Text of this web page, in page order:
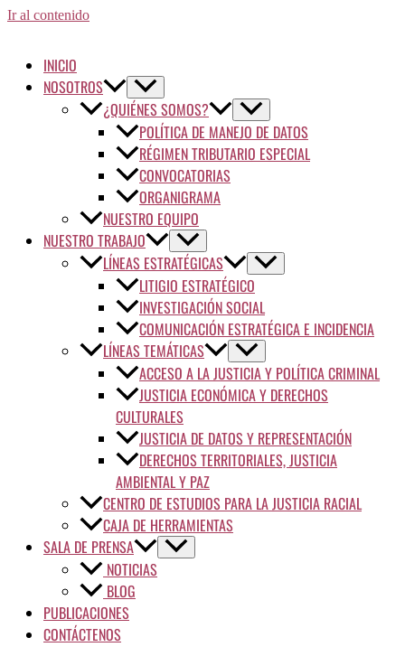
Ir al contenido
INICIO
NOSOTROS
¿QUIÉNES SOMOS?
POLÍTICA DE MANEJO DE DATOS
RÉGIMEN TRIBUTARIO ESPECIAL
CONVOCATORIAS
ORGANIGRAMA
NUESTRO EQUIPO
NUESTRO TRABAJO
LÍNEAS ESTRATÉGICAS
LITIGIO ESTRATÉGICO
INVESTIGACIÓN SOCIAL
COMUNICACIÓN ESTRATÉGICA E INCIDENCIA
LÍNEAS TEMÁTICAS
ACCESO A LA JUSTICIA Y POLÍTICA CRIMINAL
JUSTICIA ECONÓMICA Y DERECHOS
CULTURALES
JUSTICIA DE DATOS Y REPRESENTACIÓN
DERECHOS TERRITORIALES, JUSTICIA
AMBIENTAL Y PAZ
CENTRO DE ESTUDIOS PARA LA JUSTICIA RACIAL
CAJA DE HERRAMIENTAS
SALA DE PRENSA
NOTICIAS
BLOG
PUBLICACIONES
CONTÁCTENOS